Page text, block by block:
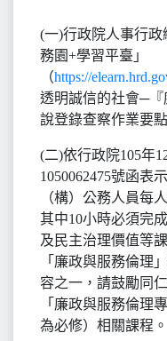
(一)行政院人事行
務園+學習平臺」
（https://
透明誠信的社會─『
說登錄查察作業要
(二)依行政院105年
1050062475號函表
（構）公務人員每
其中10小時必須完
及民主治理價值等
「廉政與服務倫理
容之一，請鼓勵同
「廉政與服務倫理
為必修）相關課程。